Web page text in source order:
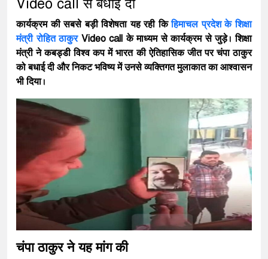
Video call से बधाई दी
कार्यक्रम की सबसे बड़ी विशेषता यह रही किहिमाचल प्रदेश के शिक्षा
मंत्री रोहित ठाकुरVideo call के माध्यम से कार्यक्रम से जुड़े। शिक्षा
मंत्री ने कबड्डी विश्व कप में भारत की ऐतिहासिक जीत पर चंपा ठाकुर
को बधाई दी और निकट भविष्य में उनसे व्यक्तिगत मुलाकात का आश्वासन
भी दिया।
चंपा ठाकुर ने यह मांग की